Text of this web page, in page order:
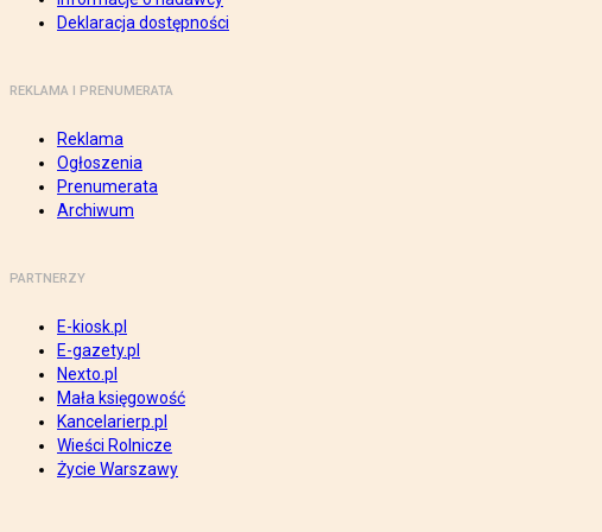
Deklaracja dostępności
REKLAMA I PRENUMERATA
Reklama
Ogłoszenia
Prenumerata
Archiwum
PARTNERZY
E-kiosk.pl
E-gazety.pl
Nexto.pl
Mała księgowość
Kancelarierp.pl
Wieści Rolnicze
Życie Warszawy